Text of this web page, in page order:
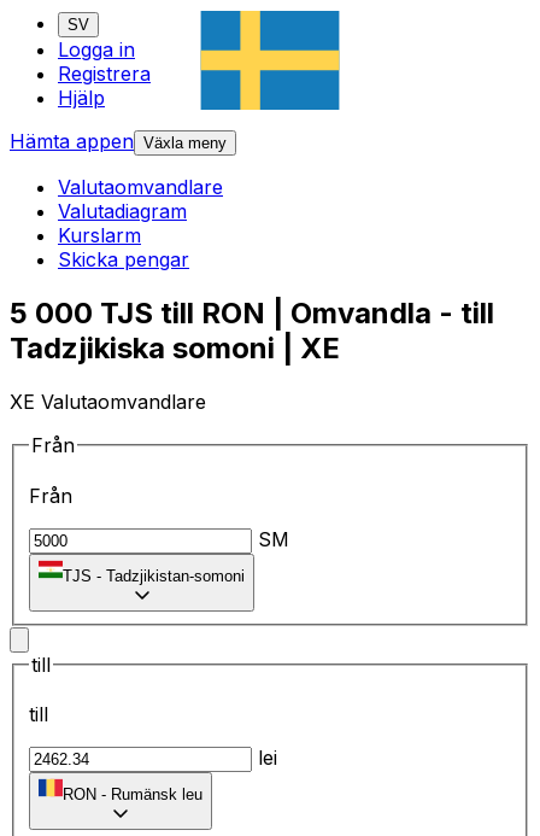
SV
Logga in
Registrera
Hjälp
Hämta appen Växla meny
Valutaomvandlare
Valutadiagram
Kurslarm
Skicka pengar
5 000 TJS till RON | Omvandla - till
Tadzjikiska somoni | XE
XE Valutaomvandlare
Från
Från
SM
TJS - Tadzjikistan-somoni
till
till
lei
RON - Rumänsk leu